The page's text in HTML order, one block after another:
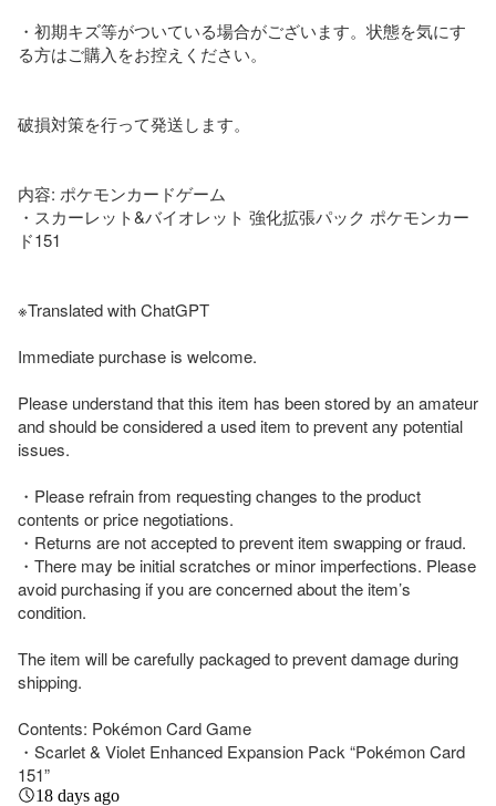
・初期キズ等がついている場合がございます。状態を気にす
る方はご購入をお控えください。
破損対策を行って発送します。
内容: ポケモンカードゲーム
・スカーレット&バイオレット 強化拡張パック ポケモンカー
ド151
※Translated with ChatGPT
Immediate purchase is welcome.
Please understand that this item has been stored by an amateur
and should be considered a used item to prevent any potential
issues.
・Please refrain from requesting changes to the product
contents or price negotiations.
・Returns are not accepted to prevent item swapping or fraud.
・There may be initial scratches or minor imperfections. Please
avoid purchasing if you are concerned about the item’s
condition.
The item will be carefully packaged to prevent damage during
shipping.
Contents: Pokémon Card Game
・Scarlet & Violet Enhanced Expansion Pack “Pokémon Card
151”
18 days ago